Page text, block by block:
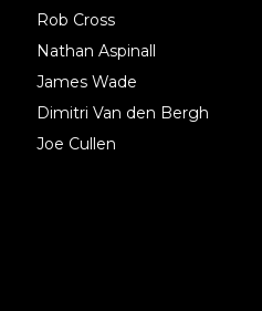
Rob Cross
Nathan Aspinall
James Wade
Dimitri Van den Bergh
Joe Cullen